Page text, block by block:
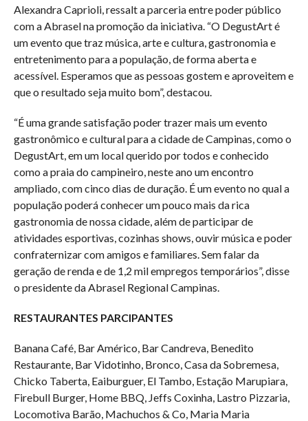
Alexandra Caprioli, ressalt a parceria entre poder público
com a Abrasel na promoção da iniciativa. “O DegustArt é
um evento que traz música, arte e cultura, gastronomia e
entretenimento para a população, de forma aberta e
acessível. Esperamos que as pessoas gostem e aproveitem e
que o resultado seja muito bom”, destacou.
“É uma grande satisfação poder trazer mais um evento
gastronômico e cultural para a cidade de Campinas, como o
DegustArt, em um local querido por todos e conhecido
como a praia do campineiro, neste ano um encontro
ampliado, com cinco dias de duração. É um evento no qual a
população poderá conhecer um pouco mais da rica
gastronomia de nossa cidade, além de participar de
atividades esportivas, cozinhas shows, ouvir música e poder
confraternizar com amigos e familiares. Sem falar da
geração de renda e de 1,2 mil empregos temporários”, disse
o presidente da Abrasel Regional Campinas.
RESTAURANTES PARCIPANTES
Banana Café, Bar Américo, Bar Candreva, Benedito
Restaurante, Bar Vidotinho, Bronco, Casa da Sobremesa,
Chicko Taberta, Eaiburguer, El Tambo, Estação Marupiara,
Firebull Burger, Home BBQ, Jeffs Coxinha, Lastro Pizzaria,
Locomotiva Barão, Machuchos & Co, Maria Maria